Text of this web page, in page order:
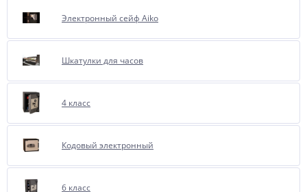
Электронный сейф Aiko
Шкатулки для часов
4 класс
Кодовый электронный
6 класс